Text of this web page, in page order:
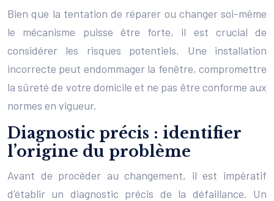
Bien que la tentation de réparer ou changer soi-même
le mécanisme puisse être forte, il est crucial de
considérer les risques potentiels. Une installation
incorrecte peut endommager la fenêtre, compromettre
la sûreté de votre domicile et ne pas être conforme aux
normes en vigueur.
Diagnostic précis : identifier
l’origine du problème
Avant de procéder au changement, il est impératif
d’établir un diagnostic précis de la défaillance. Un